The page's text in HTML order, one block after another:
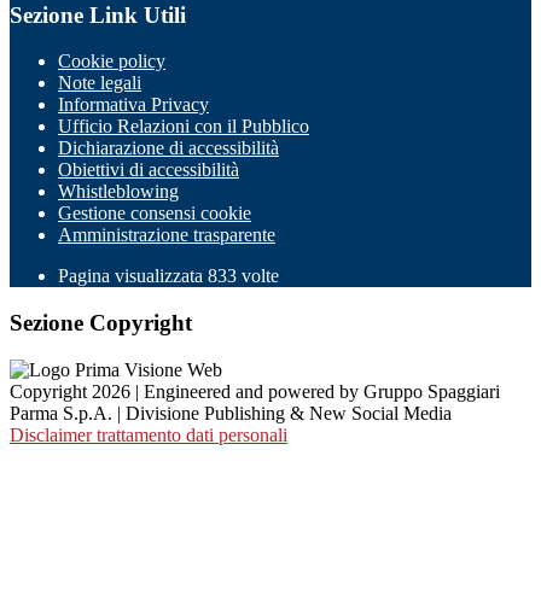
Sezione Link Utili
Cookie policy
Note legali
Informativa Privacy
Ufficio Relazioni con il Pubblico
Dichiarazione di accessibilità
Obiettivi di accessibilità
Whistleblowing
Gestione consensi cookie
Amministrazione trasparente
Pagina visualizzata 833 volte
Sezione Copyright
Copyright 2026 | Engineered and powered by Gruppo Spaggiari
Parma S.p.A. | Divisione Publishing & New Social Media
Disclaimer trattamento dati personali